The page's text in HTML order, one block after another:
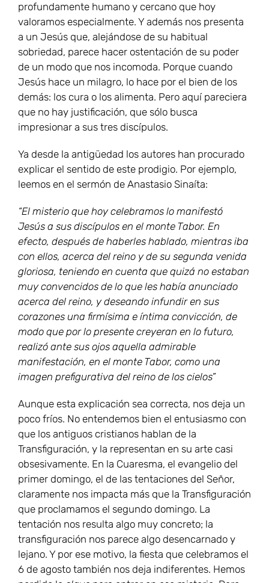
profundamente humano y cercano que hoy
valoramos especialmente. Y además nos presenta
a un Jesús que, alejándose de su habitual
sobriedad, parece hacer ostentación de su poder
de un modo que nos incomoda. Porque cuando
Jesús hace un milagro, lo hace por el bien de los
demás: los cura o los alimenta. Pero aquí pareciera
que no hay justificación, que sólo busca
impresionar a sus tres discípulos.
Ya desde la antigüedad los autores han procurado
explicar el sentido de este prodigio. Por ejemplo,
leemos en el sermón de Anastasio Sinaíta:
“El misterio que hoy celebramos lo manifestó
Jesús a sus discípulos en el monte Tabor. En
efecto, después de haberles hablado, mientras iba
con ellos, acerca del reino y de su segunda venida
gloriosa, teniendo en cuenta que quizá no estaban
muy convencidos de lo que les había anunciado
acerca del reino, y deseando infundir en sus
corazones una firmísima e íntima convicción, de
modo que por lo presente creyeran en lo futuro,
realizó ante sus ojos aquella admirable
manifestación, en el monte Tabor, como una
imagen prefigurativa del reino de los cielos”
Aunque esta explicación sea correcta, nos deja un
poco fríos. No entendemos bien el entusiasmo con
que los antiguos cristianos hablan de la
Transfiguración, y la representan en su arte casi
obsesivamente. En la Cuaresma, el evangelio del
primer domingo, el de las tentaciones del Señor,
claramente nos impacta más que la Transfiguración
que proclamamos el segundo domingo. La
tentación nos resulta algo muy concreto; la
transfiguración nos parece algo desencarnado y
lejano. Y por ese motivo, la fiesta que celebramos el
6 de agosto también nos deja indiferentes. Hemos